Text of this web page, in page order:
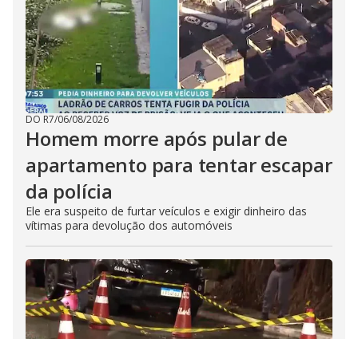
DO R7/06/08/2026
Homem morre após pular de
apartamento para tentar escapar
da polícia
Ele era suspeito de furtar veículos e exigir dinheiro das
vítimas para devolução dos automóveis